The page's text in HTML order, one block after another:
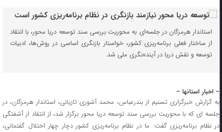
استاندار هرمزگان در جلسه‌ای به محوریت بررسی سند توسعه دریا محور، با انتقاد
از ساختار فعلی برنامه‌ریزی کشور، خواستار بازنگری اساسی در روش‌ها، ادبیات
توسعه و نقش دریا در آینده‌نگری ملی شد.
– اخبار استانها –
به گزارش خبرگزاری تسنیم از بندرعباس، محمد آشوری تازیانی، استاندار هرمزگان، در
جلسه ای که با محوریت بررسی سند توسعه دریا محور برگزار شد، از انتقاد از آشفتگی
در نظام برنامه‌ریزی گفت: ما در نظام برنامه‌ریزی کشور دچار چهار اختلال گفتمانی،